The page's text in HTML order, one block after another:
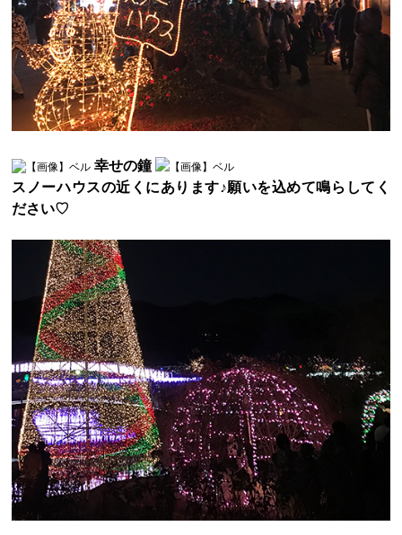
幸せの鐘
スノーハウスの近くにあります♪願いを込めて鳴らしてく
ださい♡